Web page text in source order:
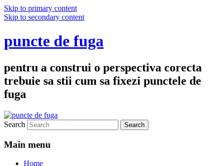
Skip to primary content
Skip to secondary content
puncte de fuga
pentru a construi o perspectiva corecta
trebuie sa stii cum sa fixezi punctele de
fuga
Search
Main menu
Home